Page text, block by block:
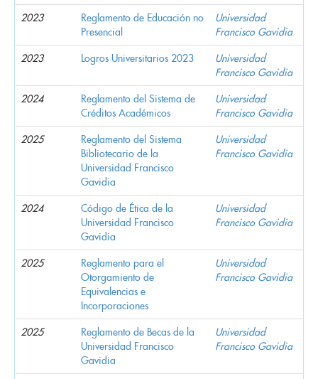
2023
Reglamento de Educación no
Presencial
Universidad
Francisco Gavidia
2023 Logros Universitarios 2023
Universidad
Francisco Gavidia
2024
Reglamento del Sistema de
Créditos Académicos
Universidad
Francisco Gavidia
2025
Reglamento del Sistema
Bibliotecario de la
Universidad Francisco
Gavidia
Universidad
Francisco Gavidia
2024
Código de Ética de la
Universidad Francisco
Gavidia
Universidad
Francisco Gavidia
2025
Reglamento para el
Otorgamiento de
Equivalencias e
Incorporaciones
Universidad
Francisco Gavidia
2025
Reglamento de Becas de la
Universidad Francisco
Gavidia
Universidad
Francisco Gavidia